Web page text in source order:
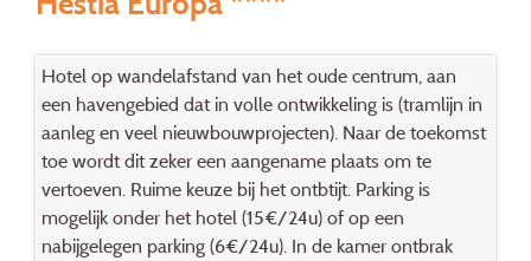
Hotel op wandelafstand van het oude centrum, aan
een havengebied dat in volle ontwikkeling is (tramlijn in
aanleg en veel nieuwbouwprojecten). Naar de toekomst
toe wordt dit zeker een aangename plaats om te
vertoeven. Ruime keuze bij het ontbtijt. Parking is
mogelijk onder het hotel (15€/24u) of op een
nabijgelegen parking (6€/24u). In de kamer ontbrak